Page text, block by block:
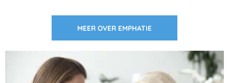
MEER OVER EMPHATIE